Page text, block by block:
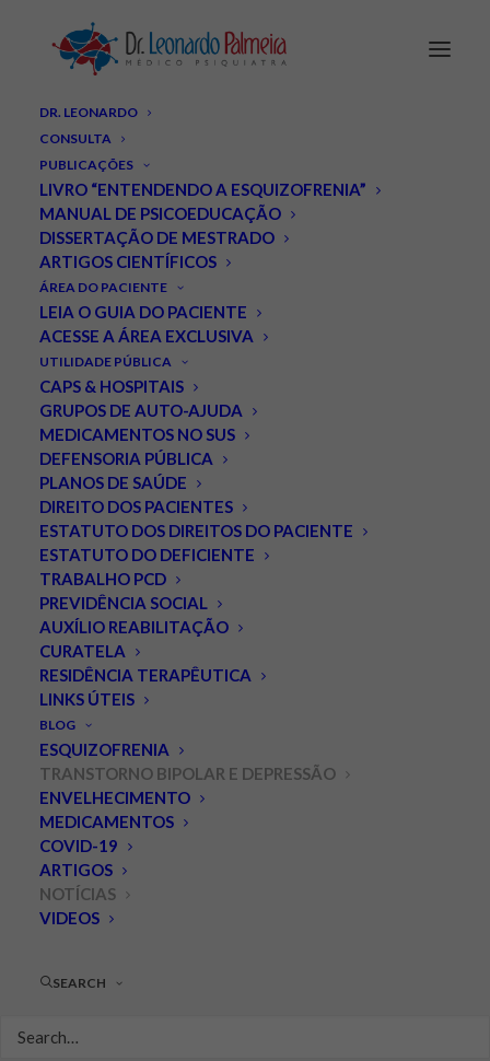
DR. LEONARDO
CONSULTA
PUBLICAÇÕES
LIVRO “ENTENDENDO A ESQUIZOFRENIA”
MANUAL DE PSICOEDUCAÇÃO
DISSERTAÇÃO DE MESTRADO
ARTIGOS CIENTÍFICOS
ÁREA DO PACIENTE
LEIA O GUIA DO PACIENTE
ACESSE A ÁREA EXCLUSIVA
UTILIDADE PÚBLICA
CAPS & HOSPITAIS
GRUPOS DE AUTO-AJUDA
MEDICAMENTOS NO SUS
DEFENSORIA PÚBLICA
PLANOS DE SAÚDE
DIREITO DOS PACIENTES
ESTATUTO DOS DIREITOS DO PACIENTE
ESTATUTO DO DEFICIENTE
TRABALHO PCD
PREVIDÊNCIA SOCIAL
AUXÍLIO REABILITAÇÃO
CURATELA
RESIDÊNCIA TERAPÊUTICA
LINKS ÚTEIS
BLOG
ESQUIZOFRENIA
TRANSTORNO BIPOLAR E DEPRESSÃO
ENVELHECIMENTO
MEDICAMENTOS
COVID-19
ARTIGOS
NOTÍCIAS
VIDEOS
SEARCH
Dia Mundial do Transtorno
Bipolar.
MARÇO 30, 2018 | IN NOTÍCIAS
DEPRESSÃO
| BYLEONARDO PALMEIRA
Dia Mundial do Transtorno
Bipolar.
MARÇO 30, 2018 | IN NOTÍCIAS
DEPRESSÃO
| BYLEONARDO PALMEIRA
O transtorno bipolar é caracterizado por alterações
marcantes do humor, energia e níveis de atividade que
afetam a habilidade da pessoa de lidar com as tarefas
humor, mas elas não são duradouras e nem associadas a
para ampliar o debate sobre o tema e eliminar o estigma